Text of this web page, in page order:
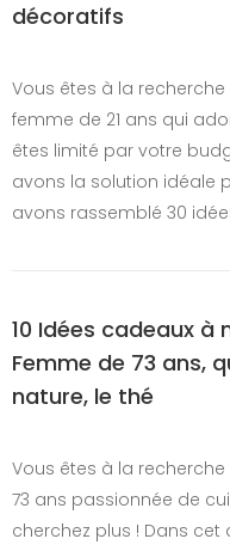
décoratifs
Vous êtes à la
femme de 21 ans qui
êtes limité par votre
avons la solution idéale
avons rassemblé 30
10 Idées cadeaux
Femme de 73 ans,
nature, le thé
Vous êtes à la
73 ans passionnée de
cherchez plus ! Dans